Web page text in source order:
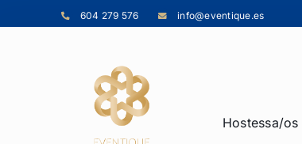
to
604 279 576 info@eventique.es
Hostessa/os